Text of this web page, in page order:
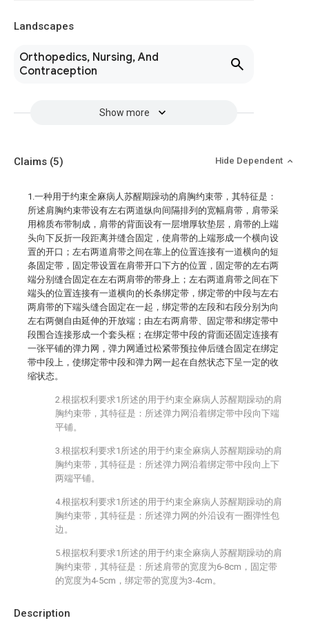
Landscapes
Orthopedics, Nursing, And
Contraception
Show more
Description
Claims (5) Hide Dependent
1.一种用于约束全麻病人苏醒期躁动的肩胸约束带，其特征是：
所述肩胸约束带设有左右两道纵向间隔排列的宽幅肩带，肩带采
用棉质布带制成，肩带的背面设有一层增厚软垫层，肩带的上端
头向下反折一段距离并缝合固定，使肩带的上端形成一个横向设
置的开口；左右两道肩带之间在靠上的位置连接有一道横向的短
条固定带，固定带设置在肩带开口下方的位置，固定带的左右两
端分别缝合固定在左右两肩带的带身上；左右两道肩带之间在下
端头的位置连接有一道横向的长条绑定带，绑定带的中段与左右
两肩带的下端头缝合固定在一起，绑定带的左段和右段分别为向
左右两侧自由延伸的开放端；由左右两肩带、固定带和绑定带中
段围合连接形成一个套头框；在绑定带中段的背面还固定连接有
一张平铺的弹力网，弹力网通过松紧带预拉伸后缝合固定在绑定
带中段上，使绑定带中段和弹力网一起在自然状态下呈一定的收
缩状态。
2.根据权利要求1所述的用于约束全麻病人苏醒期躁动的肩
胸约束带，其特征是：所述弹力网沿着绑定带中段向下端
平铺。
3.根据权利要求1所述的用于约束全麻病人苏醒期躁动的肩
胸约束带，其特征是：所述弹力网沿着绑定带中段向上下
两端平铺。
4.根据权利要求1所述的用于约束全麻病人苏醒期躁动的肩
胸约束带，其特征是：所述弹力网的外沿设有一圈弹性包
边。
5.根据权利要求1所述的用于约束全麻病人苏醒期躁动的肩
胸约束带，其特征是：所述肩带的宽度为6-8cm，固定带
的宽度为4-5cm，绑定带的宽度为3-4cm。